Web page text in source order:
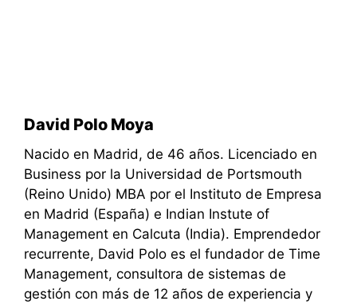
David Polo Moya
Nacido en Madrid, de 46 años. Licenciado en
Business por la Universidad de Portsmouth
(Reino Unido) MBA por el Instituto de Empresa
en Madrid (España) e Indian Instute of
Management en Calcuta (India). Emprendedor
recurrente, David Polo es el fundador de Time
Management, consultora de sistemas de
gestión con más de 12 años de experiencia y